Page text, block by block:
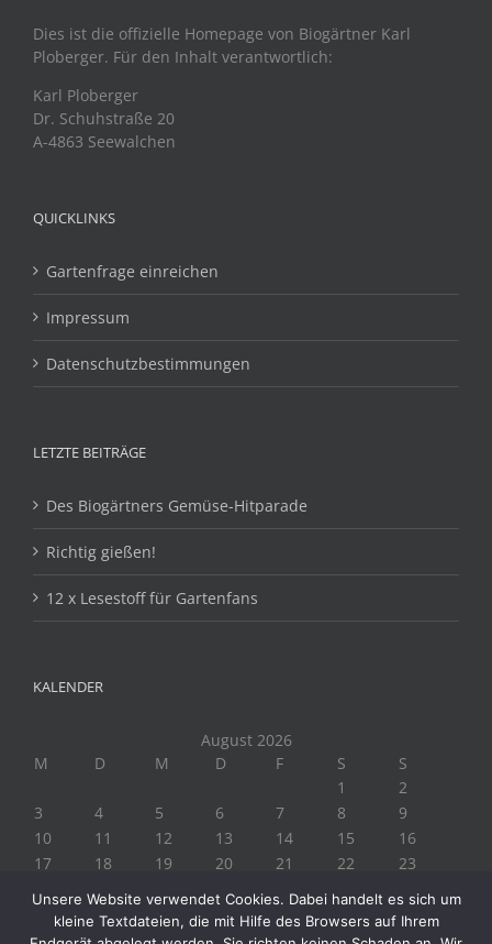
Dies ist die offizielle Homepage von Biogärtner Karl
Ploberger. Für den Inhalt verantwortlich:
Karl Ploberger
Dr. Schuhstraße 20
A-4863 Seewalchen
QUICKLINKS
Gartenfrage einreichen
Impressum
Datenschutzbestimmungen
LETZTE BEITRÄGE
Des Biogärtners Gemüse-Hitparade
Richtig gießen!
12 x Lesestoff für Gartenfans
KALENDER
August 2026
M
D M D F S
S
1
2
3
4 5 6 7 8
9
10
11 12 13 14 15
16
17
18 19 20 21 22
23
« Juli
Unsere Website verwendet Cookies. Dabei handelt es sich um
kleine Textdateien, die mit Hilfe des Browsers auf Ihrem